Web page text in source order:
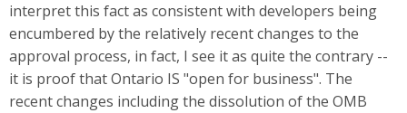
interpret this fact as consistent with developers being
encumbered by the relatively recent changes to the
approval process, in fact, I see it as quite the contrary --
it is proof that Ontario IS "open for business". The
recent changes including the dissolution of the OMB